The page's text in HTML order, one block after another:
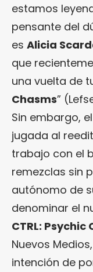
estamos
pensante del
es Alicia
que
una vuelta de
Chasms”
Sin embargo,
jugada al
trabajo con el
remezclas sin
autónomo de
denominar el
CTRL: Psychic
Nuevos
intención de